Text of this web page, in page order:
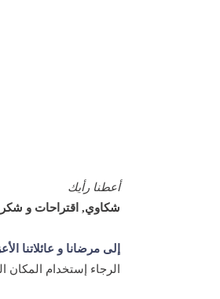
أعطنا رأيك
شكاوي, اقتراحات و شكر
إلى مرضانا و عائلاتنا
الرجاء إستخدام